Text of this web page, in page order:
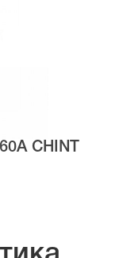
CHINT